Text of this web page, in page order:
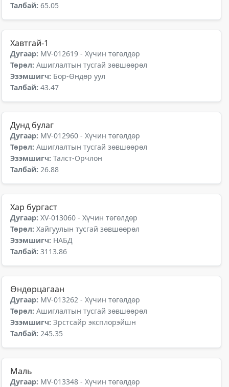
Талбай: 65.05
Хавтгай-1
Дугаар: MV-012619 - Хүчин төгөлдөр
Төрөл: Ашиглалтын тусгай зөвшөөрөл
Эзэмшигч: Бор-Өндөр уул
Талбай: 43.47
Дунд булаг
Дугаар: MV-012960 - Хүчин төгөлдөр
Төрөл: Ашиглалтын тусгай зөвшөөрөл
Эзэмшигч: Талст-Орчлон
Талбай: 26.88
Хар бургаст
Дугаар: XV-013060 - Хүчин төгөлдөр
Төрөл: Хайгуулын тусгай зөвшөөрөл
Эзэмшигч: НАБД
Талбай: 3113.86
Өндөрцагаан
Дугаар: MV-013262 - Хүчин төгөлдөр
Төрөл: Ашиглалтын тусгай зөвшөөрөл
Эзэмшигч: Эрстсайр эксплорэйшн
Талбай: 245.35
Маль
Дугаар: MV-013348 - Хүчин төгөлдөр